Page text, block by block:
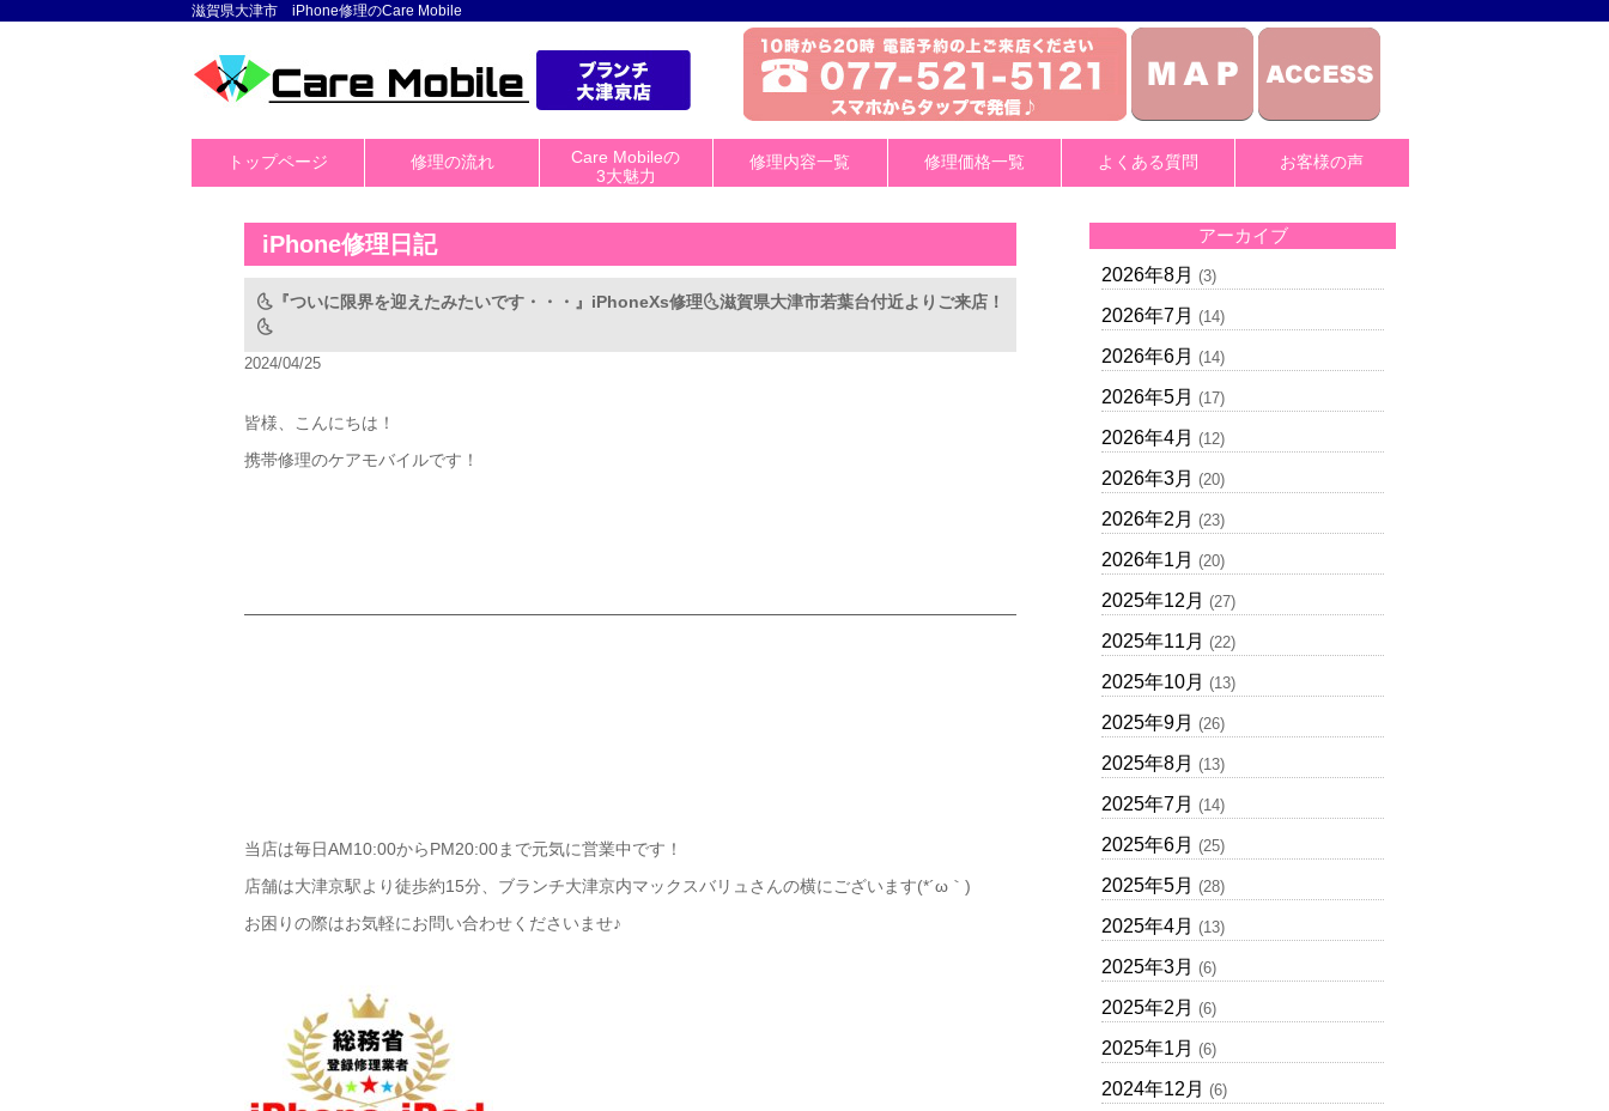
滋賀県大津市 iPhone修理のCare Mobile
トップページ 修理の流れ
Care Mobileの
3大魅力
修理内容一覧 修理価格一覧 よくある質問 お客様の声
iPhone修理日記
🌜『ついに限界を迎えたみたいです・・・』iPhoneXs修理🌜滋賀県大津市若葉台付近よりご来店！
🌜
2024/04/25
皆様、こんにちは！
携帯修理のケアモバイルです！
当店は毎日AM10:00からPM20:00まで元気に営業中です！
店舗は大津京駅より徒歩約15分、ブランチ大津京内マックスバリュさんの横にございます(*´ω｀)
お困りの際はお気軽にお問い合わせくださいませ♪
アーカイブ
2026年8月 (3)
2026年7月 (14)
2026年6月 (14)
2026年5月 (17)
2026年4月 (12)
2026年3月 (20)
2026年2月 (23)
2026年1月 (20)
2025年12月 (27)
2025年11月 (22)
2025年10月 (13)
2025年9月 (26)
2025年8月 (13)
2025年7月 (14)
2025年6月 (25)
2025年5月 (28)
2025年4月 (13)
2025年3月 (6)
2025年2月 (6)
2025年1月 (6)
2024年12月 (6)